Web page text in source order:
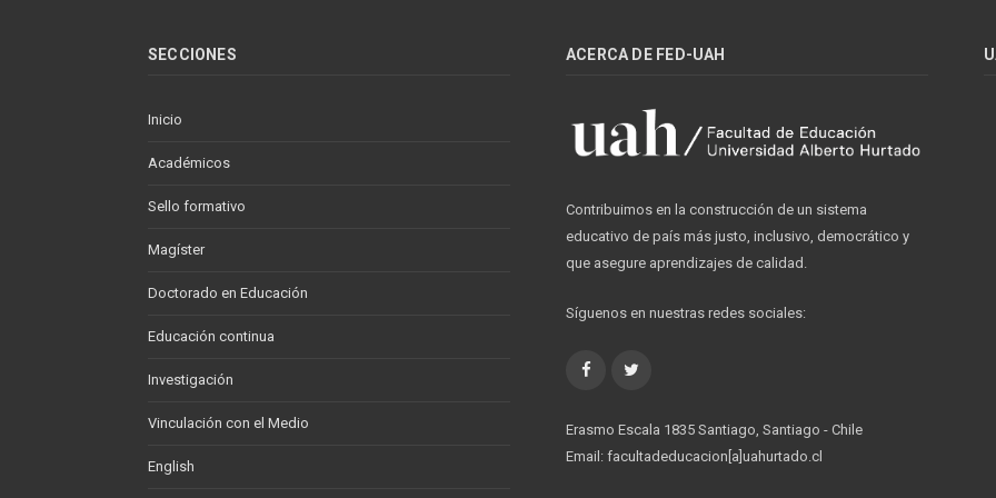
SECCIONES
Inicio
Académicos
Sello formativo
Magíster
Doctorado en Educación
Educación continua
Investigación
Vinculación con el Medio
English
ACERCA DE FED-UAH
Contribuimos en la construcción de un sistema
educativo de país más justo, inclusivo, democrático y
que asegure aprendizajes de calidad.
Síguenos en nuestras redes sociales:
Facebook
Erasmo Escala 1835 Santiago, Santiago - Chile
Email: facultadeducacion[a]uahurtado.cl